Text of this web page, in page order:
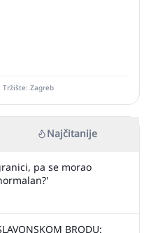
Tržište: Zagreb
Najčitanije
pa se morao
BRODU: